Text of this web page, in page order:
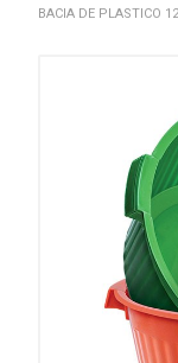
BACIA DE PLASTICO